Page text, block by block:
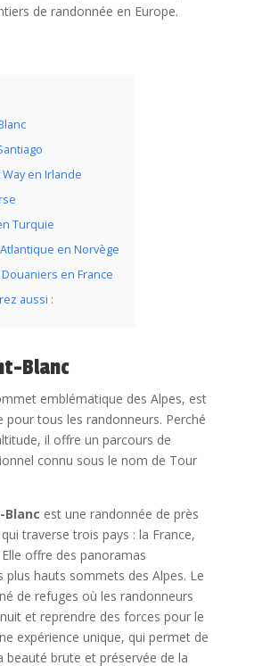
de randonnée en Europe.
en Irlande
Turquie
en Norvège
en France
aussi :
Blanc
emblématique des Alpes, est
pour tous les randonneurs. Perché
il offre un parcours de
connu sous le nom de Tour
Blanc est une randonnée de près
traverse trois pays : la France,
Elle offre des panoramas
plus hauts sommets des Alpes. Le
de refuges où les randonneurs
et reprendre des forces pour le
expérience unique, qui permet de
beauté brute et préservée de la